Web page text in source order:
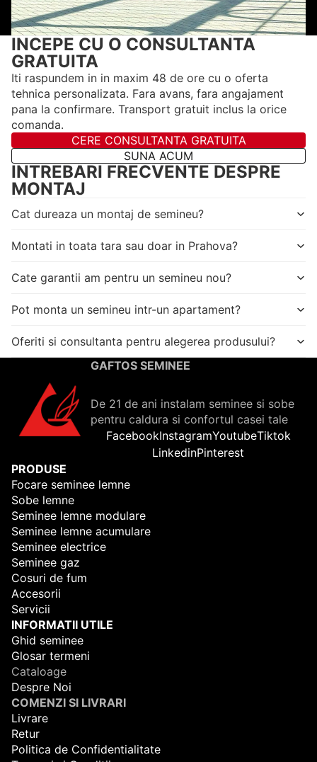
INCEPE CU O CONSULTANTA
GRATUITA
Iti raspundem in in maxim 48 de ore cu o oferta
tehnica personalizata. Fara avans, fara angajament
pana la confirmare. Transport gratuit inclus la orice
comanda.
CERE CONSULTANTA GRATUITA
SUNA ACUM
INTREBARI FRECVENTE DESPRE
MONTAJ
Cat dureaza un montaj de semineu?
Montati in toata tara sau doar in Prahova?
Cate garantii am pentru un semineu nou?
Pot monta un semineu intr-un apartament?
Oferiti si consultanta pentru alegerea produsului?
GAFTOS SEMINEE
De 21 de ani instalam seminee si sobe
pentru caldura si confortul casei tale
FacebookInstagramYoutubeTiktok
LinkedinPinterest
PRODUSE
Focare seminee lemne
Sobe lemne
Seminee lemne modulare
Seminee lemne acumulare
Seminee electrice
Seminee gaz
Cosuri de fum
Accesorii
Servicii
INFORMATII UTILE
Ghid seminee
Glosar termeni
Cataloage
Despre Noi
COMENZI SI LIVRARI
Livrare
Retur
Politica de Confidentialitate